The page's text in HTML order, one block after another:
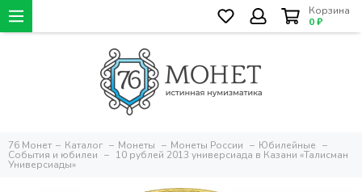
Корзина
0 ₽
76 Монет Каталог Монеты Монеты России Юбилейные
События и юбилеи 10 рублей 2013 универсиада в Казани «Талисман
Универсиады»